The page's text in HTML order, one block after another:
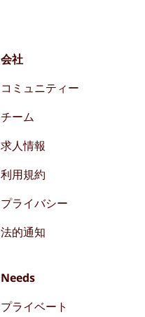
会社
コミュニティー
チーム
求人情報
利用規約
プライバシー
法的通知
Needs
プライベート